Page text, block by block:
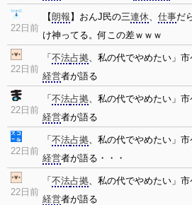
22日前
【朗報 】おんJ民の三連休、 仕事だ
け神ってる。何この差ｗｗｗ
22日前
「 不法占拠、私の代でやめたい」
経営者が語る
22日前
「 不法占拠、私の代でやめたい」
経営者が語る
22日前
「 不法占拠、私の代でやめたい」
経営者が語る・・・
22日前
「 不法占拠、私の代でやめたい」
経営者が語る